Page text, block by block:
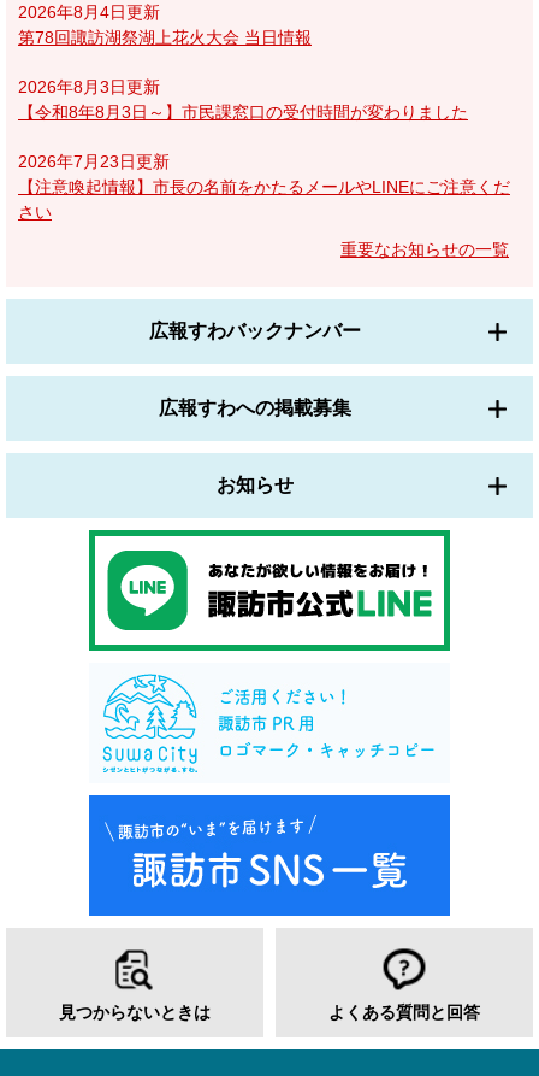
2026年8月4日更新
第78回諏訪湖祭湖上花火大会 当日情報
2026年8月3日更新
【令和8年8月3日～】市民課窓口の受付時間が変わりました
2026年7月23日更新
【注意喚起情報】市長の名前をかたるメールやLINEにご注意くだ
さい
重要なお知らせの一覧
広報すわバックナンバー
広報すわへの掲載募集
お知らせ
見つからないときは よくある質問と回答